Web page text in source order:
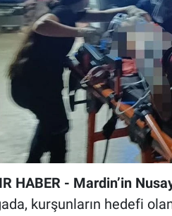
HABER - Mardin’in
kurşunların hedefi